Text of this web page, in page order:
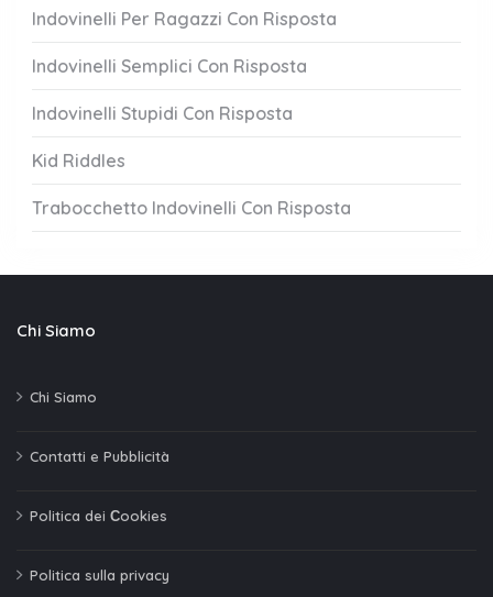
Indovinelli Per Ragazzi Con Risposta
Indovinelli Semplici Con Risposta
Indovinelli Stupidi Con Risposta
Kid Riddles
Trabocchetto Indovinelli Con Risposta
Chi Siamo
Chi Siamo
Contatti e Pubblicità
Politica dei Сookies
Politica sulla privacy